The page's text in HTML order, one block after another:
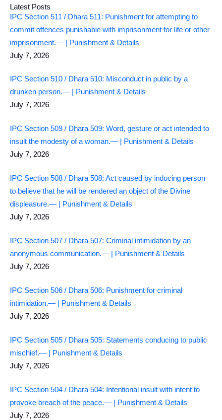
Latest Posts
IPC Section 511 / Dhara 511: Punishment for attempting to
commit offences punishable with imprisonment for life or other
imprisonment.— | Punishment & Details
July 7, 2026
IPC Section 510 / Dhara 510: Misconduct in public by a
drunken person.— | Punishment & Details
July 7, 2026
IPC Section 509 / Dhara 509: Word, gesture or act intended to
insult the modesty of a woman.— | Punishment & Details
July 7, 2026
IPC Section 508 / Dhara 508: Act caused by inducing person
to believe that he will be rendered an object of the Divine
displeasure.— | Punishment & Details
July 7, 2026
IPC Section 507 / Dhara 507: Criminal intimidation by an
anonymous communication.— | Punishment & Details
July 7, 2026
IPC Section 506 / Dhara 506: Punishment for criminal
intimidation.— | Punishment & Details
July 7, 2026
IPC Section 505 / Dhara 505: Statements conducing to public
mischief.— | Punishment & Details
July 7, 2026
IPC Section 504 / Dhara 504: Intentional insult with intent to
provoke breach of the peace.— | Punishment & Details
July 7, 2026